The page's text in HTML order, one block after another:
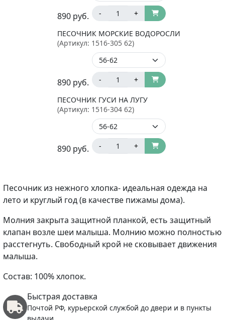
890 руб. - +
ПЕСОЧНИК МОРСКИЕ ВОДОРОСЛИ
(Артикул: 1516-305 62)
890 руб. - +
ПЕСОЧНИК ГУСИ НА ЛУГУ
(Артикул: 1516-304 62)
890 руб. - +
Песочник из нежного хлопка- идеальная одежда на
лето и круглый год (в качестве пижамы дома).
Молния закрыта защитной планкой, есть защитный
клапан возле шеи малыша. Молнию можно полностью
расстегнуть. Свободный крой не сковывает движения
малыша.
Состав: 100% хлопок.
Быстрая доставка
Почтой РФ, курьерской службой до двери и в пункты